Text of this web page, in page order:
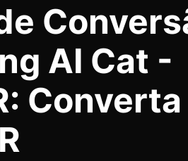
AI Cat -
Converta